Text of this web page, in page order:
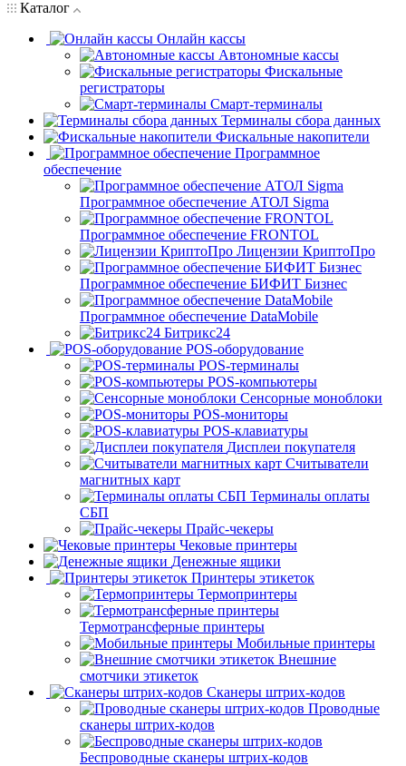
Каталог
Онлайн кассы
Автономные кассы
Фискальные
регистраторы
Смарт-терминалы
Терминалы сбора данных
Фискальные накопители
Программное
обеспечение
Программное обеспечение АТОЛ Sigma
Программное обеспечение FRONTOL
Лицензии КриптоПро
Программное обеспечение БИФИТ Бизнес
Программное обеспечение DataMobile
Битрикс24
POS-оборудование
POS-терминалы
POS-компьютеры
Сенсорные моноблоки
POS-мониторы
POS-клавиатуры
Дисплеи покупателя
Считыватели
магнитных карт
Терминалы оплаты
СБП
Прайс-чекеры
Чековые принтеры
Денежные ящики
Принтеры этикеток
Термопринтеры
Термотрансферные принтеры
Мобильные принтеры
Внешние
смотчики этикеток
Сканеры штрих-кодов
Проводные
сканеры штрих-кодов
Беспроводные сканеры штрих-кодов